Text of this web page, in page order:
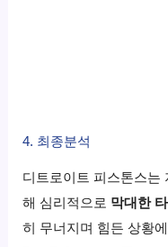
4. 최종분석
디트로이트 피스톤스는
해 심리적으로 막대한
히 무너지며 힘든 상황